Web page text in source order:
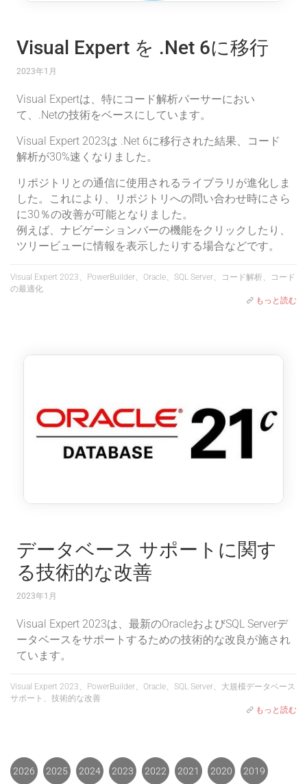
Visual Expert を .Net 6に移行
2023年1月
Visual Expertは、特にコード解析パーサーにおい
て、.Netの技術をベースにしています。
Visual Expert 2023は .Net 6に移行された結果、コード
解析が30%速くなりました。
リポジトリとの通信に使用されるライブラリが進化しま
した。これにより、リポジトリへの問い合わせ時にさら
に30％の改善が可能となりました。
例えば、ナビゲーションバーの機能をクリックしたり、
ツリービューに情報を表示したりする場合などです。
Visual Expert 2023、PowerBuilder、Oracle、SQL Server、コード解析、コード
の最適化
もっと読む
データベース サポートに関す
る技術的な改善
2023年1月
Visual Expert 2023は、最新のOracleおよびSQL Serverデ
ータベースをサポートするための技術的な改良が施され
ています。
Visual Expert 2023、PowerBuilder、Oracle、SQL Server、大規模データベース
サポート、技術的な改善
もっと読む
2026 2025 2024 2023 2022 2021 2020 2019